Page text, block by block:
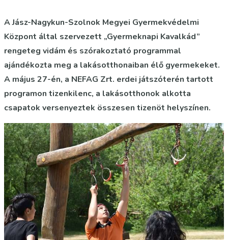
A Jász-Nagykun-Szolnok Megyei Gyermekvédelmi
Központ által szervezett „Gyermeknapi Kavalkád”
rengeteg vidám és szórakoztató programmal
ajándékozta meg a lakásotthonaiban élő gyermekeket.
A május 27-én, a NEFAG Zrt. erdei játszóterén tartott
programon tizenkilenc, a lakásotthonok alkotta
csapatok versenyeztek összesen tizenöt helyszínen.